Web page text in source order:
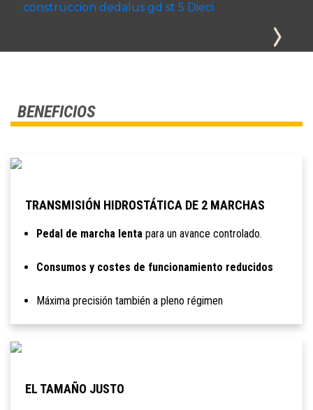
BENEFICIOS
TRANSMISIÓN HIDROSTÁTICA DE 2 MARCHAS
Pedal de marcha lentapara un avance controlado.
Consumos y costes de funcionamiento reducidos
Máxima precisión también a pleno régimen
EL TAMAÑO JUSTO